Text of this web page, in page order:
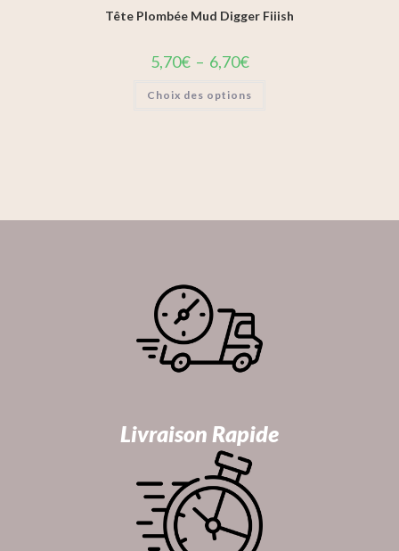
Tête Plombée Mud Digger Fiiish
5,70€ – 6,70€
Choix des options
Livraison Rapide